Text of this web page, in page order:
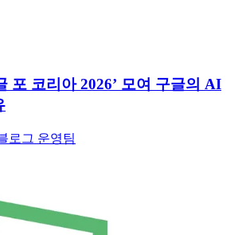
포 코리아 2026’ 모여 구글의 AI
로그 운영팀